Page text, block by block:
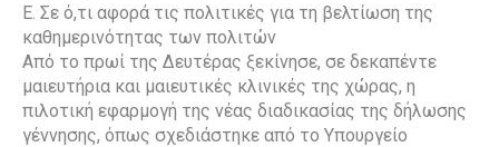
Ε. Σε ό,τι αφορά τις πολιτικές για τη βελτίωση της
καθημερινότητας των πολιτών
Από το πρωί της Δευτέρας ξεκίνησε, σε δεκαπέντε
μαιευτήρια και μαιευτικές κλινικές της χώρας, η
πιλοτική εφαρμογή της νέας διαδικασίας της δήλωσης
γέννησης, όπως σχεδιάστηκε από το Υπουργείο